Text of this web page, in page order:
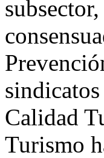
Calidad
Turismo